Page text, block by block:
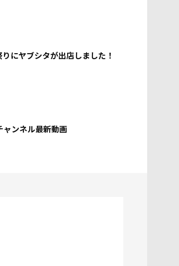
にヤブシタが出店しました！
ンネル最新動画